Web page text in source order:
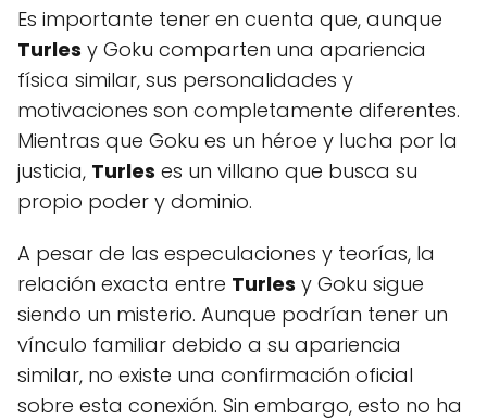
Es importante tener en cuenta que, aunque
Turles y Goku comparten una apariencia
física similar, sus personalidades y
motivaciones son completamente diferentes.
Mientras que Goku es un héroe y lucha por la
justicia, Turles es un villano que busca su
propio poder y dominio.
A pesar de las especulaciones y teorías, la
relación exacta entre Turles y Goku sigue
siendo un misterio. Aunque podrían tener un
vínculo familiar debido a su apariencia
similar, no existe una confirmación oficial
sobre esta conexión. Sin embargo, esto no ha